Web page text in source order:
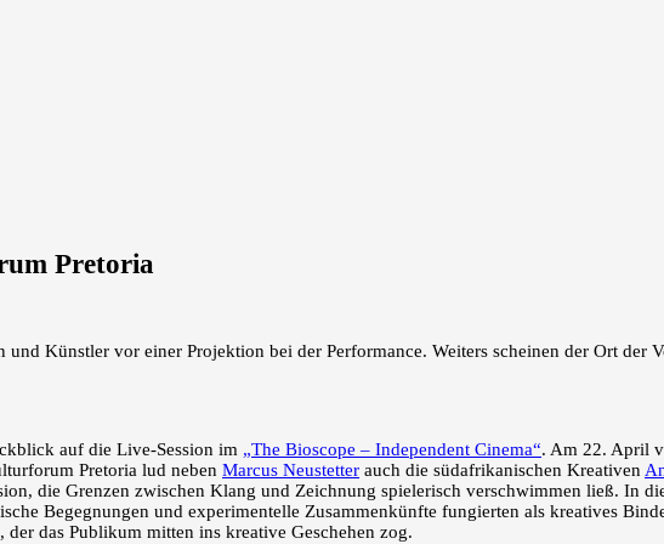
Pretoria
auf die Live‑Session im „The Bioscope – Independent Cinema“. Am 22. April
Pretoria lud neben Marcus Neustetter auch die südafrikanischen Kreativen
die Grenzen zwischen Klang und Zeichnung spielerisch verschwimmen ließ. In
Begegnungen und experimentelle Zusammenkünfte fungierten als kreatives
das Publikum mitten ins kreative Geschehen zog.